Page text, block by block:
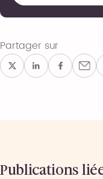
Partager sur
Publications